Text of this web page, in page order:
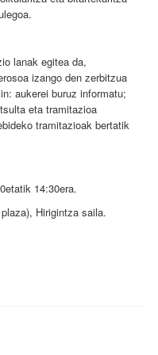
lanak egitea da,
izango den zerbitzua
aukerei buruz informatu;
eta tramitazioa
tramitazioak bertatik
14:30era.
Hirigintza saila.